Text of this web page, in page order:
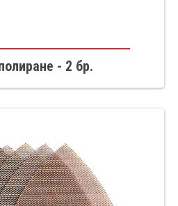
- 2 бр.